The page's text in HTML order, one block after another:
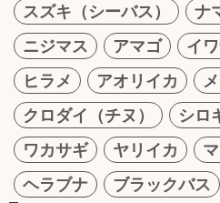
スズキ（シーバス）
ナ
ニジマス
アマゴ イ
ヒラメ
アオリイカ
クロダイ（チヌ）
シロ
ワカサギ
ヤリイカ
ヘラブナ
ブラックバス